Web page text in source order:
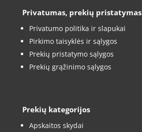
Privatumas, prekių pristatymas
Privatumo politika ir slapukai
Pirkimo taisyklės ir sąlygos
Prekių pristatymo sąlygos
Prekių grąžinimo sąlygos
Prekių kategorijos
Apskaitos skydai